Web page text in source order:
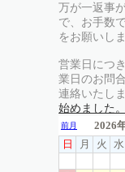
万が一返事
で、お手数
をお願いしま
営業日につ
業日のお問
連絡いたし
始めました。